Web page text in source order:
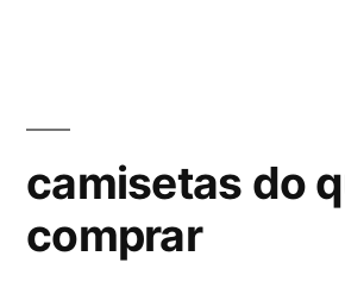
camisetas do
comprar